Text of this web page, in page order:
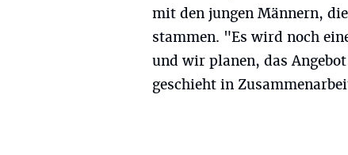
mit den jungen Männern,
stammen. "Es wird noch
und wir planen, das
geschieht in